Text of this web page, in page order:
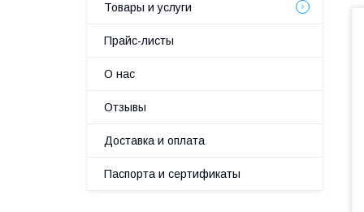
Товары и услуги
Прайс-листы
О нас
Отзывы
Доставка и оплата
Паспорта и сертификаты